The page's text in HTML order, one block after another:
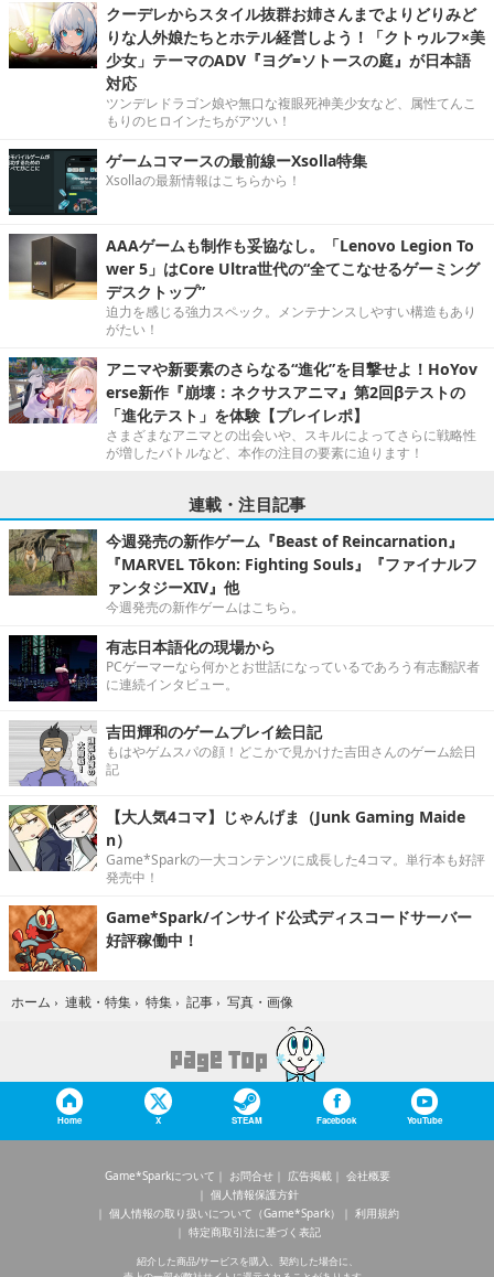
クーデレからスタイル抜群お姉さんまでよりどりみど
りな人外娘たちとホテル経営しよう！「クトゥルフ×美
少女」テーマのADV『ヨグ=ソトースの庭』が日本語
対応
ツンデレドラゴン娘や無口な複眼死神美少女など、属性てんこ
もりのヒロインたちがアツい！
ゲームコマースの最前線ーXsolla特集
Xsollaの最新情報はこちらから！
AAAゲームも制作も妥協なし。「Lenovo Legion To
wer 5」はCore Ultra世代の“全てこなせるゲーミング
デスクトップ”
迫力を感じる強力スペック。メンテナンスしやすい構造もあり
がたい！
アニマや新要素のさらなる“進化”を目撃せよ！HoYov
erse新作『崩壊：ネクサスアニマ』第2回βテストの
「進化テスト」を体験【プレイレポ】
さまざまなアニマとの出会いや、スキルによってさらに戦略性
が増したバトルなど、本作の注目の要素に迫ります！
連載・注目記事
今週発売の新作ゲーム『Beast of Reincarnation』
『MARVEL Tōkon: Fighting Souls』『ファイナルフ
ァンタジーXIV』他
今週発売の新作ゲームはこちら。
有志日本語化の現場から
PCゲーマーなら何かとお世話になっているであろう有志翻訳者
に連続インタビュー。
吉田輝和のゲームプレイ絵日記
もはやゲムスパの顔！どこかで見かけた吉田さんのゲーム絵日
記
【大人気4コマ】じゃんげま（Junk Gaming Maide
n）
Game*Sparkの一大コンテンツに成長した4コマ。単行本も好評
発売中！
Game*Spark/インサイド公式ディスコードサーバー
好評稼働中！
ホーム › 連載・特集 › 特集 › 記事 › 写真・画像
Home X STEAM Facebook YouTube
Game*Sparkについて お問合せ 広告掲載
会社概要
個人情報保護方針
個人情報の取り扱いについて（Game*Spark）
利用規約
特定商取引法に基づく表記
紹介した商品/サービスを購入、契約した場合に、